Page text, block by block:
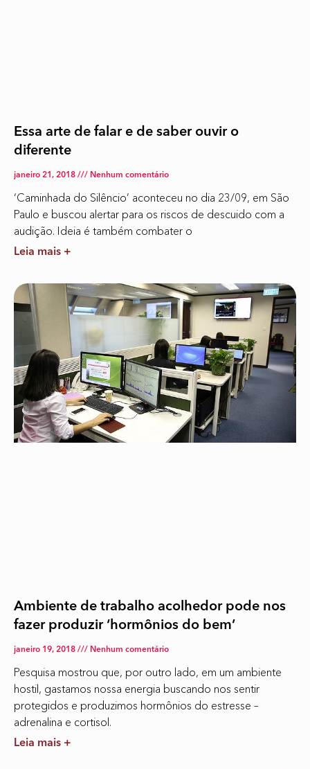
Essa arte de falar e de saber ouvir o
diferente
janeiro 21, 2018 Nenhum comentário
‘Caminhada do Silêncio’ aconteceu no dia 23/09, em São
Paulo e buscou alertar para os riscos de descuido com a
audição. Ideia é também combater o
Leia mais +
Ambiente de trabalho acolhedor pode nos
fazer produzir ‘hormônios do bem’
janeiro 19, 2018 Nenhum comentário
Pesquisa mostrou que, por outro lado, em um ambiente
hostil, gastamos nossa energia buscando nos sentir
protegidos e produzimos hormônios do estresse –
adrenalina e cortisol.
Leia mais +